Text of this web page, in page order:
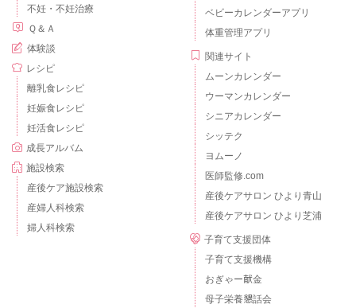
不妊・不妊治療
Ｑ＆Ａ
体験談
レシピ
離乳食レシピ
妊娠食レシピ
妊活食レシピ
成長アルバム
施設検索
産後ケア施設検索
産婦人科検索
婦人科検索
ベビーカレンダーアプリ
体重管理アプリ
関連サイト
ムーンカレンダー
ウーマンカレンダー
シニアカレンダー
シッテク
ヨムーノ
医師監修.com
産後ケアサロン ひより青山
産後ケアサロン ひより芝浦
子育て支援団体
子育て支援機構
おぎゃー献金
母子栄養懇話会